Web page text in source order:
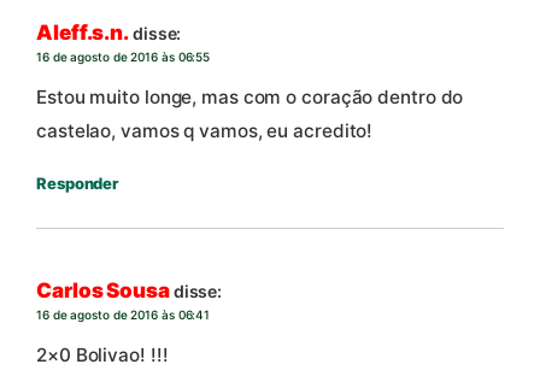
Aleff.s.n.disse:
16 de agosto de 2016 às 06:55
Estou muito longe, mas com o coração dentro do
castelao, vamos q vamos, eu acredito!
Responder
Carlos Sousadisse:
16 de agosto de 2016 às 06:41
2×0 Bolivao! !!!